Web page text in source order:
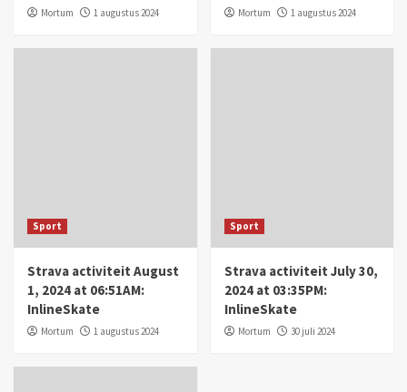
Mortum 1 augustus 2024 Mortum 1 augustus 2024
Sport
Strava activiteit August
1, 2024 at 06:51AM:
InlineSkate
Mortum 1 augustus 2024
Sport
Strava activiteit July 30,
2024 at 03:35PM:
InlineSkate
Mortum 30 juli 2024